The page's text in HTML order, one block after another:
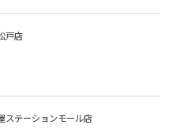
戸店
テーションモール店